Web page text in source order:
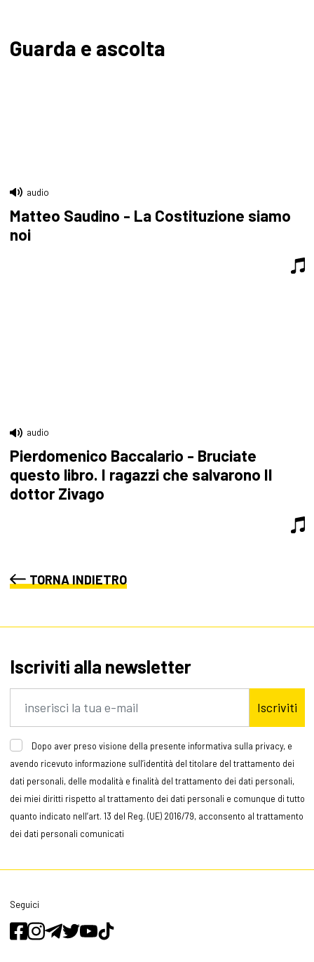
Guarda e ascolta
audio
Matteo Saudino - La Costituzione siamo
noi
audio
Pierdomenico Baccalario - Bruciate
questo libro. I ragazzi che salvarono Il
dottor Zivago
TORNA INDIETRO
Iscriviti alla newsletter
Iscriviti
Dopo aver preso visione della presente informativa sulla privacy, e
avendo ricevuto informazione sull’identità del titolare del trattamento dei
dati personali, delle modalità e finalità del trattamento dei dati personali,
dei miei diritti rispetto al trattamento dei dati personali e comunque di tutto
quanto indicato nell’art. 13 del Reg. (UE) 2016/79, acconsento al trattamento
dei dati personali comunicati
Seguici